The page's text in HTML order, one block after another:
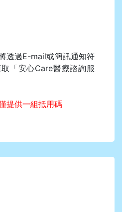
透過E-mail或簡訊通知符
取「安心Care醫療諮詢服
提供一組抵用碼